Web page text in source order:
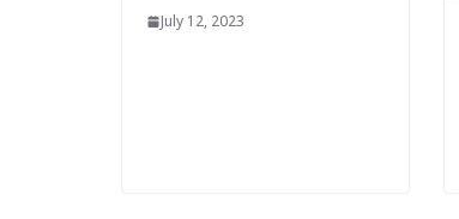
July 12, 2023